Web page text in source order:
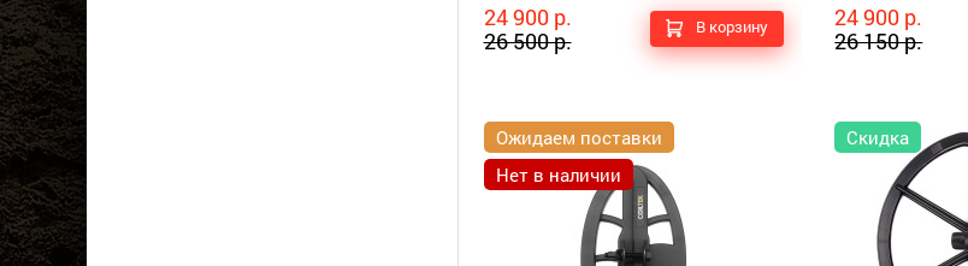
24 900 р.
26 500 р.
В корзину
24 900 р.
26 150 р.
Ожидаем поставки
Нет в наличии
Скидка